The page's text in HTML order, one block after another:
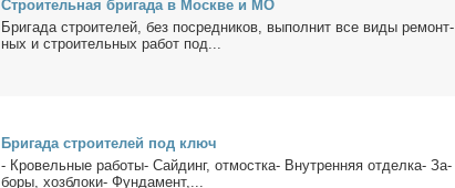
Стро­и­тель­ная бри­га­да в Москве и МО
Бри­га­да стро­и­те­лей, без по­сред­ни­ков, вы­пол­нит все ви­ды ре­монт­
ных и стро­и­тель­ных ра­бот под...
Бри­га­да стро­и­те­лей под ключ
- Кро­вель­ные ра­бо­ты- Сай­динг, от­мост­ка- Внут­рен­няя от­дел­ка- За­
бо­ры, хоз­бло­ки- Фун­да­мент,...